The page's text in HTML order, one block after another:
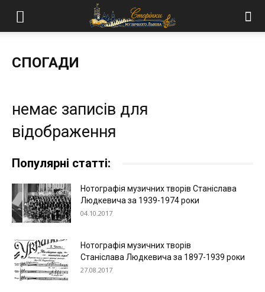
СПОГАДИ
немає записів для
відображення
Популярні статті:
Нотографія музичних творів Станіслава
Людкевича за 1939-1974 роки
04.10.2017
Нотографія музичних творів
Станіслава Людкевича за 1897-1939 роки
27.08.2017